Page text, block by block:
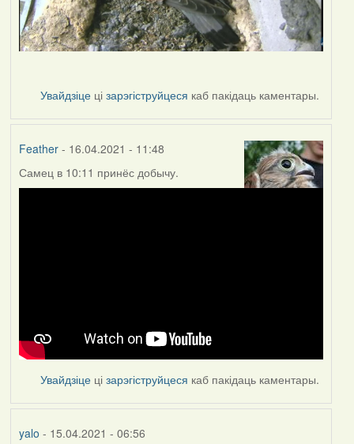
Увайдзіце цізарэгіструйцеся каб пакідаць каментары.
Feather- 16.04.2021 - 11:48
Самец в 10:11 принёс добычу.
Увайдзіце цізарэгіструйцеся каб пакідаць каментары.
yalo - 15.04.2021 - 06:56